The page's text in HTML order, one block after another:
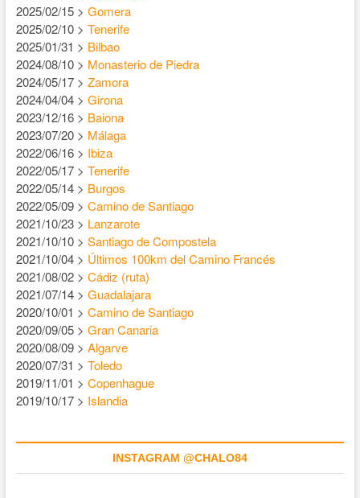
2025/02/15 > Gomera
2025/02/10 > Tenerife
2025/01/31 > Bilbao
2024/08/10 > Monasterio de Piedra
2024/05/17 > Zamora
2024/04/04 > Girona
2023/12/16 > Baiona
2023/07/20 > Málaga
2022/06/16 > Ibiza
2022/05/17 > Tenerife
2022/05/14 > Burgos
2022/05/09 > Camino de Santiago
2021/10/23 > Lanzarote
2021/10/10 > Santiago de Compostela
2021/10/04 > Últimos 100km del Camino Francés
2021/08/02 > Cádiz (ruta)
2021/07/14 > Guadalajara
2020/10/01 > Camino de Santiago
2020/09/05 > Gran Canaria
2020/08/09 > Algarve
2020/07/31 > Toledo
2019/11/01 > Copenhague
2019/10/17 > Islandia
INSTAGRAM @CHALO84